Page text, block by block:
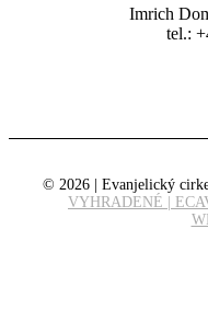
Imrich
tel.:
© 2026 | Evanjelický
VYHRADENÉ |